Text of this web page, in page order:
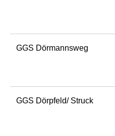
GGS Dörmannsweg
GGS Dörpfeld/ Struck